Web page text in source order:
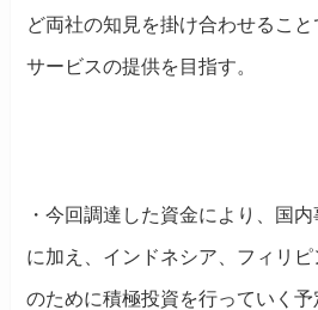
ど両社の知見を掛け合わせるこ
サービスの提供を目指す。
・今回調達した資金により、国
に加え、インドネシア、フィリ
のために積極投資を行っていく予